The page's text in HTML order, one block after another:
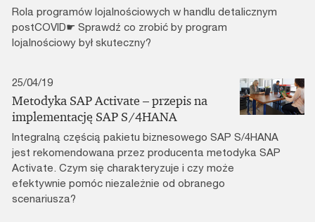
Rola programów lojalnościowych w handlu detalicznym
postCOVID☛ Sprawdź co zrobić by program
lojalnościowy był skuteczny?
25/04/19
Metodyka SAP Activate – przepis na
implementację SAP S/4HANA
Integralną częścią pakietu biznesowego SAP S/4HANA
jest rekomendowana przez producenta metodyka SAP
Activate. Czym się charakteryzuje i czy może
efektywnie pomóc niezależnie od obranego
scenariusza?